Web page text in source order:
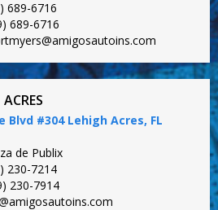
689-6716
689-6716
Blvd #304 Lehigh Acres, FL
de Publix
230-7214
230-7914